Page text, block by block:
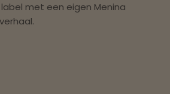
met een eigen Menina